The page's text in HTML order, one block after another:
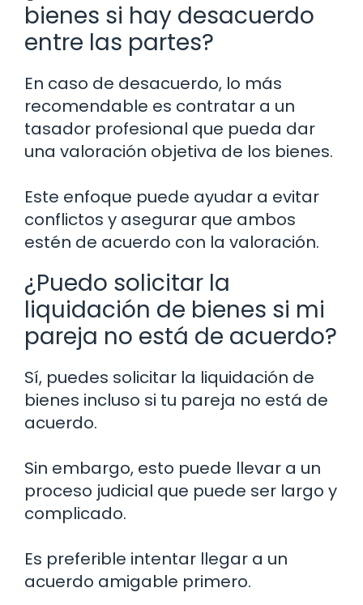
bienes si hay desacuerdo
entre las partes?
En caso de desacuerdo, lo más
recomendable es contratar a un
tasador profesional que pueda dar
una valoración objetiva de los bienes.
Este enfoque puede ayudar a evitar
conflictos y asegurar que ambos
estén de acuerdo con la valoración.
¿Puedo solicitar la
liquidación de bienes si mi
pareja no está de acuerdo?
Sí, puedes solicitar la liquidación de
bienes incluso si tu pareja no está de
acuerdo.
Sin embargo, esto puede llevar a un
proceso judicial que puede ser largo y
complicado.
Es preferible intentar llegar a un
acuerdo amigable primero.